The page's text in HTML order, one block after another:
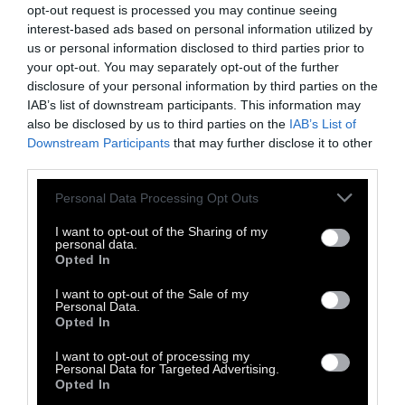
opt-out request is processed you may continue seeing
interest-based ads based on personal information utilized by
us or personal information disclosed to third parties prior to
your opt-out. You may separately opt-out of the further
disclosure of your personal information by third parties on the
IAB’s list of downstream participants. This information may
also be disclosed by us to third parties on the IAB’s List of
Downstream Participants that may further disclose it to other
Personal Data Processing Opt Outs
I want to opt-out of the Sharing of my
personal data.
Opted In
I want to opt-out of the Sale of my
Personal Data.
Opted In
I want to opt-out of processing my
Personal Data for Targeted Advertising.
Opted In
Σιδηροδρόμων ανέθεσε σε συμβούλους
διαχείρισης να υπολογίσουν εάν θα
μπορούσε να διασωθεί τουλάχιστον ένα
μέρος του στόλου των νυχτερινών τρένων. Η
απάντηση των οικονομικών
εμπειρογνωμόνων ήταν ότι τα νυχτερινά
τρένα είναι ζημιογόνα.
Η Αυστρία έσωσε τα γερμανικά νυχτερινά
τρένα. Το γεγονός ότι τα τελευταία χρόνια
κουκέτες οφείλεται κυρίως στους
Αυστριακούς, οι οποίοι αγόρασαν το
ζημιογόνο τμήμα των νυχτερινών τρένων
από τους Γερμανικούς Σιδηροδρόμους το